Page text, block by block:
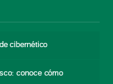
cibernético
conoce cómo